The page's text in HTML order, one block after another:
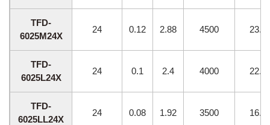
TFD-
6025M24X
24 0.12 2.88 4500
TFD-
6025L24X
24 0.1 2.4 4000
TFD-
6025LL24X
24 0.08 1.92 3500